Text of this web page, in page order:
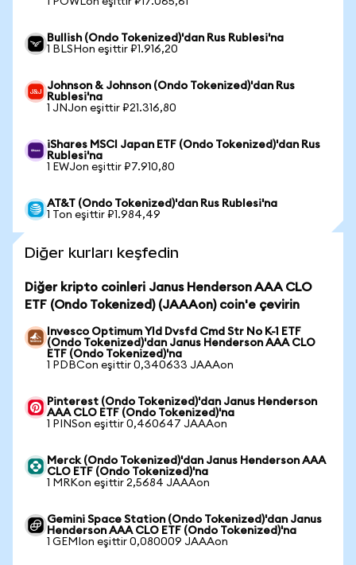
Bullish (Ondo Tokenized)'dan Rus Rublesi'na
1 BLSHon eşittir ₽1.916,20
Johnson & Johnson (Ondo Tokenized)'dan Rus
Rublesi'na
1 JNJon eşittir ₽21.316,80
iShares MSCI Japan ETF (Ondo Tokenized)'dan Rus
Rublesi'na
1 EWJon eşittir ₽7.910,80
AT&T (Ondo Tokenized)'dan Rus Rublesi'na
1 Ton eşittir ₽1.984,49
Diğer kurları keşfedin
Diğer kripto coinleri Janus Henderson AAA CLO
ETF (Ondo Tokenized) (JAAAon) coin'e çevirin
Invesco Optimum Yld Dvsfd Cmd Str No K-1 ETF
(Ondo Tokenized)'dan Janus Henderson AAA CLO
ETF (Ondo Tokenized)'na
1 PDBCon eşittir 0,340633 JAAAon
Pinterest (Ondo Tokenized)'dan Janus Henderson
AAA CLO ETF (Ondo Tokenized)'na
1 PINSon eşittir 0,460647 JAAAon
Merck (Ondo Tokenized)'dan Janus Henderson AAA
CLO ETF (Ondo Tokenized)'na
1 MRKon eşittir 2,5684 JAAAon
Gemini Space Station (Ondo Tokenized)'dan Janus
Henderson AAA CLO ETF (Ondo Tokenized)'na
1 GEMIon eşittir 0,080009 JAAAon